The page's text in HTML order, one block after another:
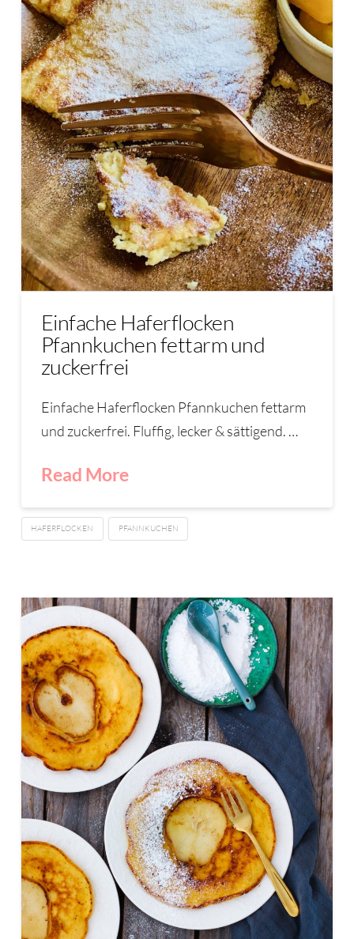
Einfache Haferflocken
Pfannkuchen fettarm und
zuckerfrei
Einfache Haferflocken Pfannkuchen fettarm
und zuckerfrei. Fluffig, lecker & sättigend. …
Read More
HAFERFLOCKEN PFANNKUCHEN